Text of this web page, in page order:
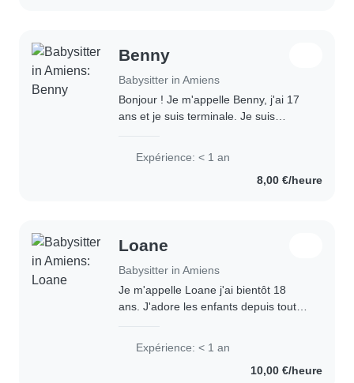
Benny
Babysitter in Amiens
Bonjour ! Je m'appelle Benny, j'ai 17
ans et je suis terminale. Je suis
l'habitude de garder mes petits..
Expérience: < 1 an
8,00 €/heure
Loane
Babysitter in Amiens
Je m'appelle Loane j'ai bientôt 18
ans. J'adore les enfants depuis toute
famille et en en parlant avec les
Expérience: < 1 an
10,00 €/heure